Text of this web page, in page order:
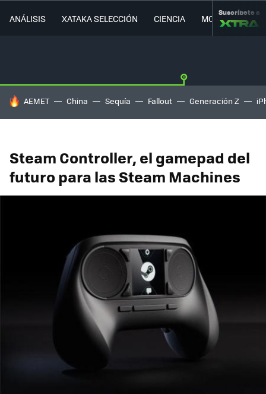
ANÁLISIS XATAKA SELECCIÓN CIENCIA MOVILIDAD
Suscríbete a
HOY SE HABLA DE
AEMET China Sequía Fallout Generación Z
Steam Controller, el gamepad del
futuro para las Steam Machines